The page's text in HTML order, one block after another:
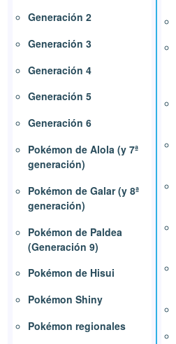
Generación 2
Generación 3
Generación 4
Generación 5
Generación 6
Pokémon de Alola (y 7ª
generación)
Pokémon de Galar (y 8ª
generación)
Pokémon de Paldea
(Generación 9)
Pokémon de Hisui
Pokémon Shiny
Pokémon regionales